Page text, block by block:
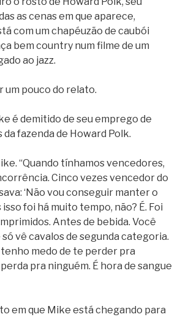
as cenas em que aparece,
com um chapéuzão de caubói
bem country num filme de um
ao jazz.
um pouco do relato.
é demitido de seu emprego de
fazenda de Howard Polk.
“Quando tínhamos vencedores,
Cinco vezes vencedor do
‘Não vou conseguir manter o
foi há muito tempo, não? É. Foi
Antes de bebida. Você
vê cavalos de segunda categoria.
medo de te perder pra
pra ninguém. É hora de sangue
em que Mike está chegando para